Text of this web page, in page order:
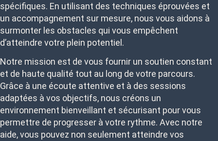
spécifiques. En utilisant des techniques éprouvées et
un accompagnement sur mesure, nous vous aidons à
surmonter les obstacles qui vous empêchent
d’atteindre votre plein potentiel.
Notre mission est de vous fournir un soutien constant
et de haute qualité tout au long de votre parcours.
Grâce à une écoute attentive et à des sessions
adaptées à vos objectifs, nous créons un
environnement bienveillant et sécurisant pour vous
permettre de progresser à votre rythme. Avec notre
aide, vous pouvez non seulement atteindre vos